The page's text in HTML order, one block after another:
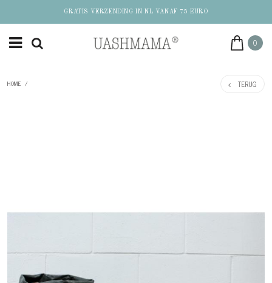
GRATIS VERZENDING IN NL VANAF 75 EURO
0
HOME / TERUG